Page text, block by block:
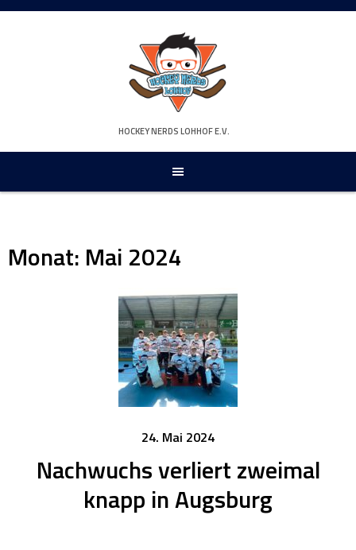
Springe
HOCKEY NERDS LOHHOF E.V.
Monat: Mai 2024
24. Mai 2024
Nachwuchs verliert zweimal
knapp in Augsburg